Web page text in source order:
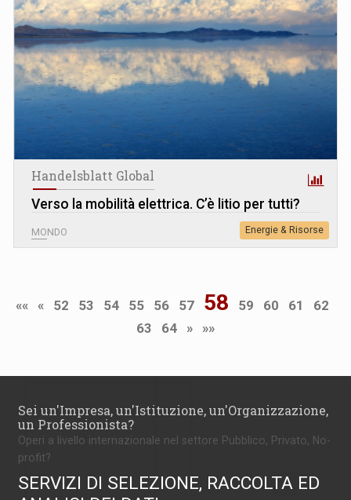
Handelsblatt Global
Verso la mobilità elettrica. C’è litio per tutti?
MONDO Energie & Risorse
«« « 52 53 54 55 56 57 58 59 60 61
62
63
64 » »»
Sei un'Impresa, un'Istituzione, un'Organizzazione,
un Professionista?
Operi a livello internazionale nel settore Pubblico, Privato, No-
profit?
SERVIZI DI SELEZIONE, RACCOLTA ED